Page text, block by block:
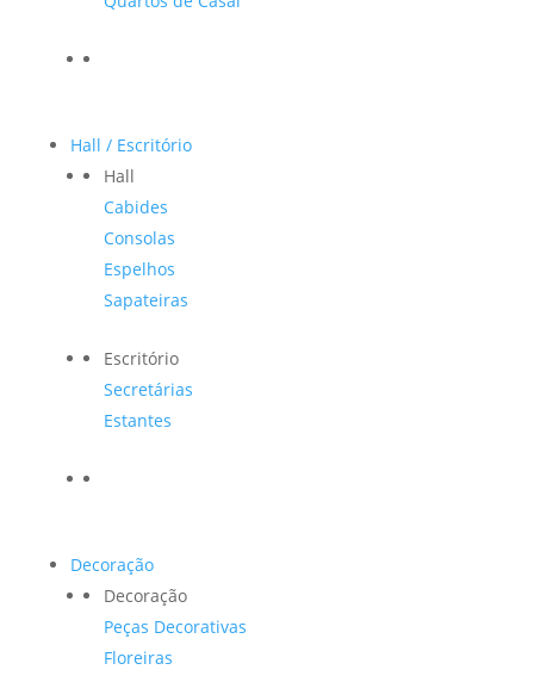
Hall / Escritório
Hall
Cabides
Consolas
Espelhos
Sapateiras
Escritório
Secretárias
Estantes
Decoração
Decoração
Peças Decorativas
Floreiras